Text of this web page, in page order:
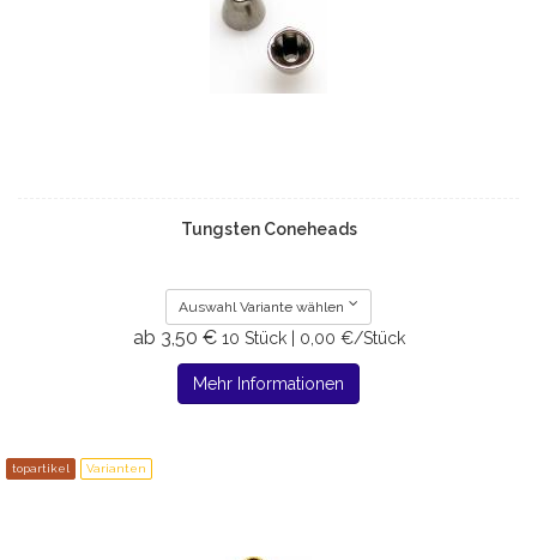
Tungsten Coneheads
Auswahl Variante wählen
ab 3,50 € 10 Stück | 0,00 €/Stück
Mehr Informationen
topartikel Varianten